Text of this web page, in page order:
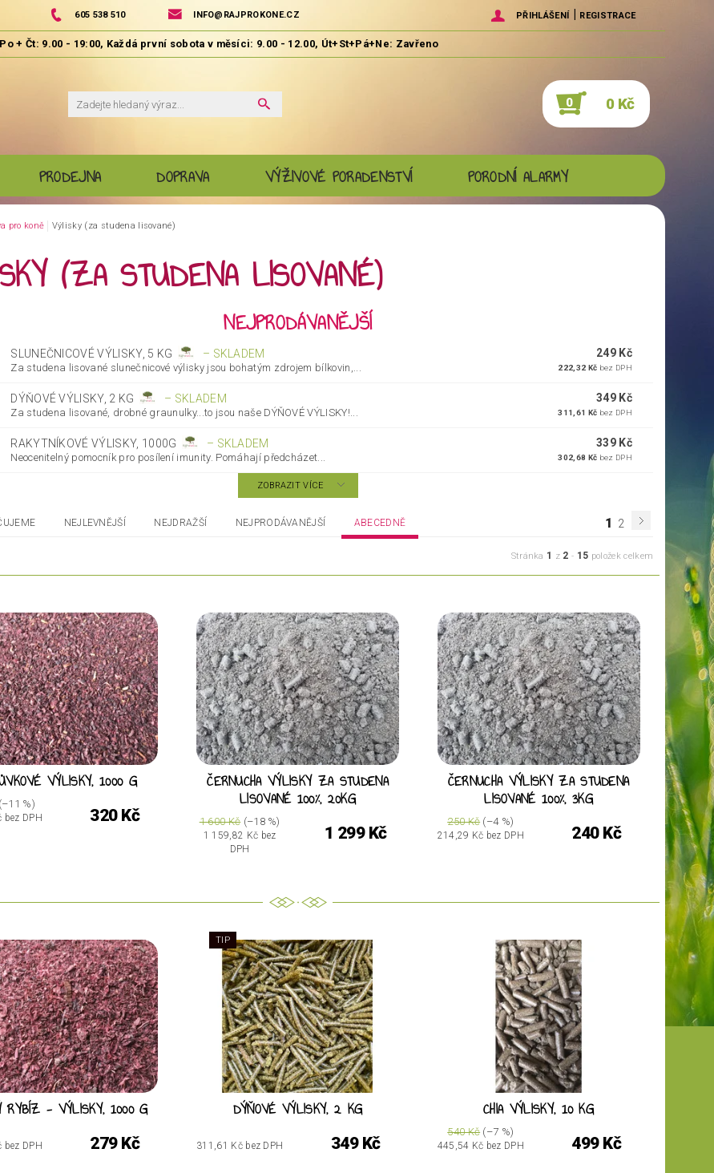
605 538 510 INFO@RAJPROKONE.CZ PŘIHLÁŠENÍ | REGISTRACE
0 0 Kč
PRODEJNA DOPRAVA VÝŽIVOVÉ PORADENSTVÍ PORODNÍ ALARMY
pro koně Výlisky (za studena lisované)
(ZA STUDENA LISOVANÉ)
NEJPRODÁVANĚJŠÍ
SLUNEČNICOVÉ VÝLISKY, 5 KG – SKLADEM
Za studena lisované slunečnicové výlisky jsou bohatým zdrojem bílkovin,...
249 Kč
222,32 Kč bez DPH
DÝŇOVÉ VÝLISKY, 2 KG – SKLADEM
Za studena lisované, drobné graunulky...to jsou naše DÝŇOVÉ VÝLISKY!...
349 Kč
311,61 Kč bez DPH
RAKYTNÍKOVÉ VÝLISKY, 1000G – SKLADEM
Neocenitelný pomocník pro posílení imunity. Pomáhají předcházet...
339 Kč
302,68 Kč bez DPH
ZOBRAZIT VÍCE
NEJLEVNĚJŠÍ NEJDRAŽŠÍ NEJPRODÁVANĚJŠÍ ABECEDNĚ 1 2
Stránka 1 z 2 - 15 položek celkem
VÝLISKY, 1000 G
%)
DPH 320 Kč
ČERNUCHA VÝLISKY ZA STUDENA
LISOVANÉ 100%, 20KG
1 600 Kč(–18 %)
1 159,82 Kč bez
DPH
1 299 Kč
ČERNUCHA VÝLISKY ZA STUDENA
LISOVANÉ 100%, 3KG
250 Kč(–4 %)
214,29 Kč bez DPH 240 Kč
RYBÍZ - VÝLISKY, 1000 G
DPH 279 Kč
TIP
DÝŇOVÉ VÝLISKY, 2 KG
311,61 Kč bez DPH 349 Kč
CHIA VÝLISKY, 10 KG
540 Kč(–7 %)
445,54 Kč bez DPH 499 Kč